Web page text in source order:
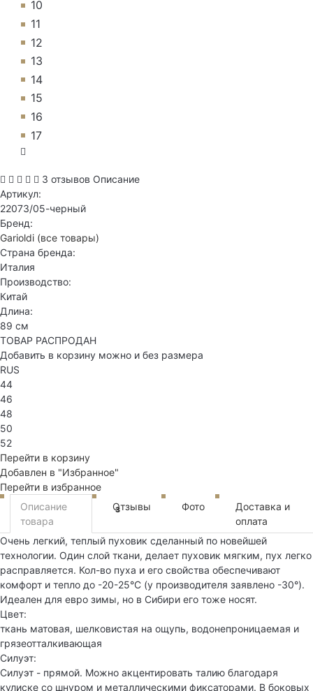
10
11
12
13
14
15
16
17
3 отзывов Описание
Артикул:
22073/05-черный
Бренд:
Garioldi (все товары)
Страна бренда:
Италия
Производство:
Китай
Длина:
89 см
ТОВАР РАСПРОДАН
Добавить в корзину можно и без размера
RUS
44
46
48
50
52
Перейти в корзину
Добавлен в "Избранное"
Перейти в избранное
Описание
товара
Отзывы
3 Фото
Доставка и
оплата
Очень легкий, теплый пуховик сделанный по новейшей
технологии. Один слой ткани, делает пуховик мягким, пух легко
расправляется. Кол-во пуха и его свойства обеспечивают
комфорт и тепло до -20-25°С (у производителя заявлено -30°).
Идеален для евро зимы, но в Сибири его тоже носят.
Цвет:
ткань матовая, шелковистая на ощупь, водонепроницаемая и
грязеотталкивающая
Силуэт:
Силуэт - прямой. Можно акцентировать талию благодаря
кулиске со шнуром и металлическими фиксаторами. В боковых